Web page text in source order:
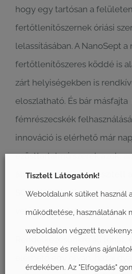
hogy egy tartósan a
fertőtlenítőszernek óriási
lelassításában. A NanoSept
fertőtlenítőszeres köddé is
zárt helyiségekben is
eloszlatható. És bár
fémrészecskék
innováció is elérhető már
ezüsttartalmú szerek azok,
átfogótanulmányt készített
SCENIHR Bizottsága, amely
velük kapcsolatban
Tisztelt Látogatónk!
Weboldalunk sütiket használ
működtetése, használatának
weboldalon végzett
követése és releváns
érdekében. Az "Elfogadás"